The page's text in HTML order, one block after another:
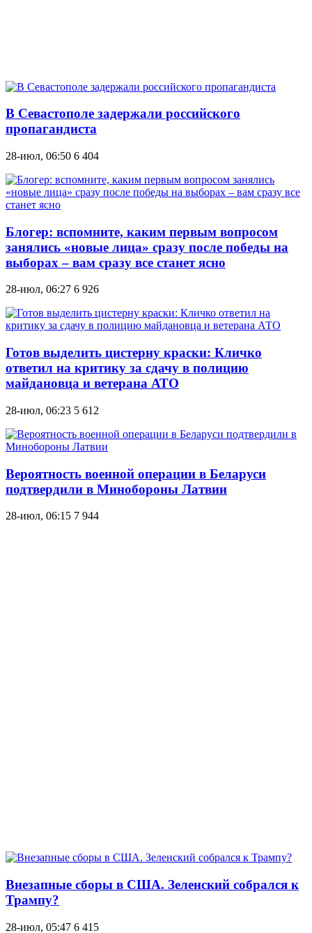
В Севастополе задержали российского
пропагандиста
28-июл, 06:50 6 404
Блогер: вспомните, каким первым вопросом
занялись «новые лица» сразу после победы на
выборах – вам сразу все станет ясно
28-июл, 06:27 6 926
Готов выделить цистерну краски: Кличко
ответил на критику за сдачу в полицию
майдановца и ветерана АТО
28-июл, 06:23 5 612
Вероятность военной операции в Беларуси
подтвердили в Минобороны Латвии
28-июл, 06:15 7 944
Внезапные сборы в США. Зеленский собрался к
Трампу?
28-июл, 05:47 6 415